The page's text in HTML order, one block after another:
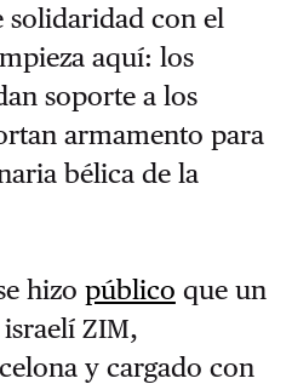
solidaridad con el
aquí: los
soporte a los
armamento para
bélica de la
hizo público que un
ZIM,
y cargado con